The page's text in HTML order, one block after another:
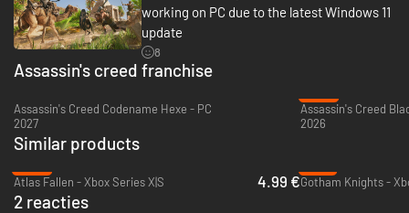
working on PC due to the latest Windows 11
update
8
Assassin's creed franchise
Assassin's Creed Codename Hexe - PC
2027
2026
Similar products
Atlas Fallen - Xbox Series X|S
4.99 €Gotham Knights -
2 reacties